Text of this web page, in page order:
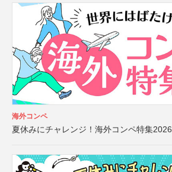
海外コンペ
夏休みにチャレンジ！海外コンペ特集2026